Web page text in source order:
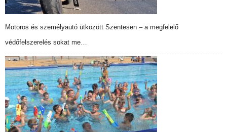
Motoros és személyautó ütközött Szentesen – a megfelelő
védőfelszerelés sokat me…